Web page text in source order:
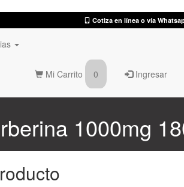
Cotiza en línea o vía
Mi Carrito 0 Ingresar
1000mg